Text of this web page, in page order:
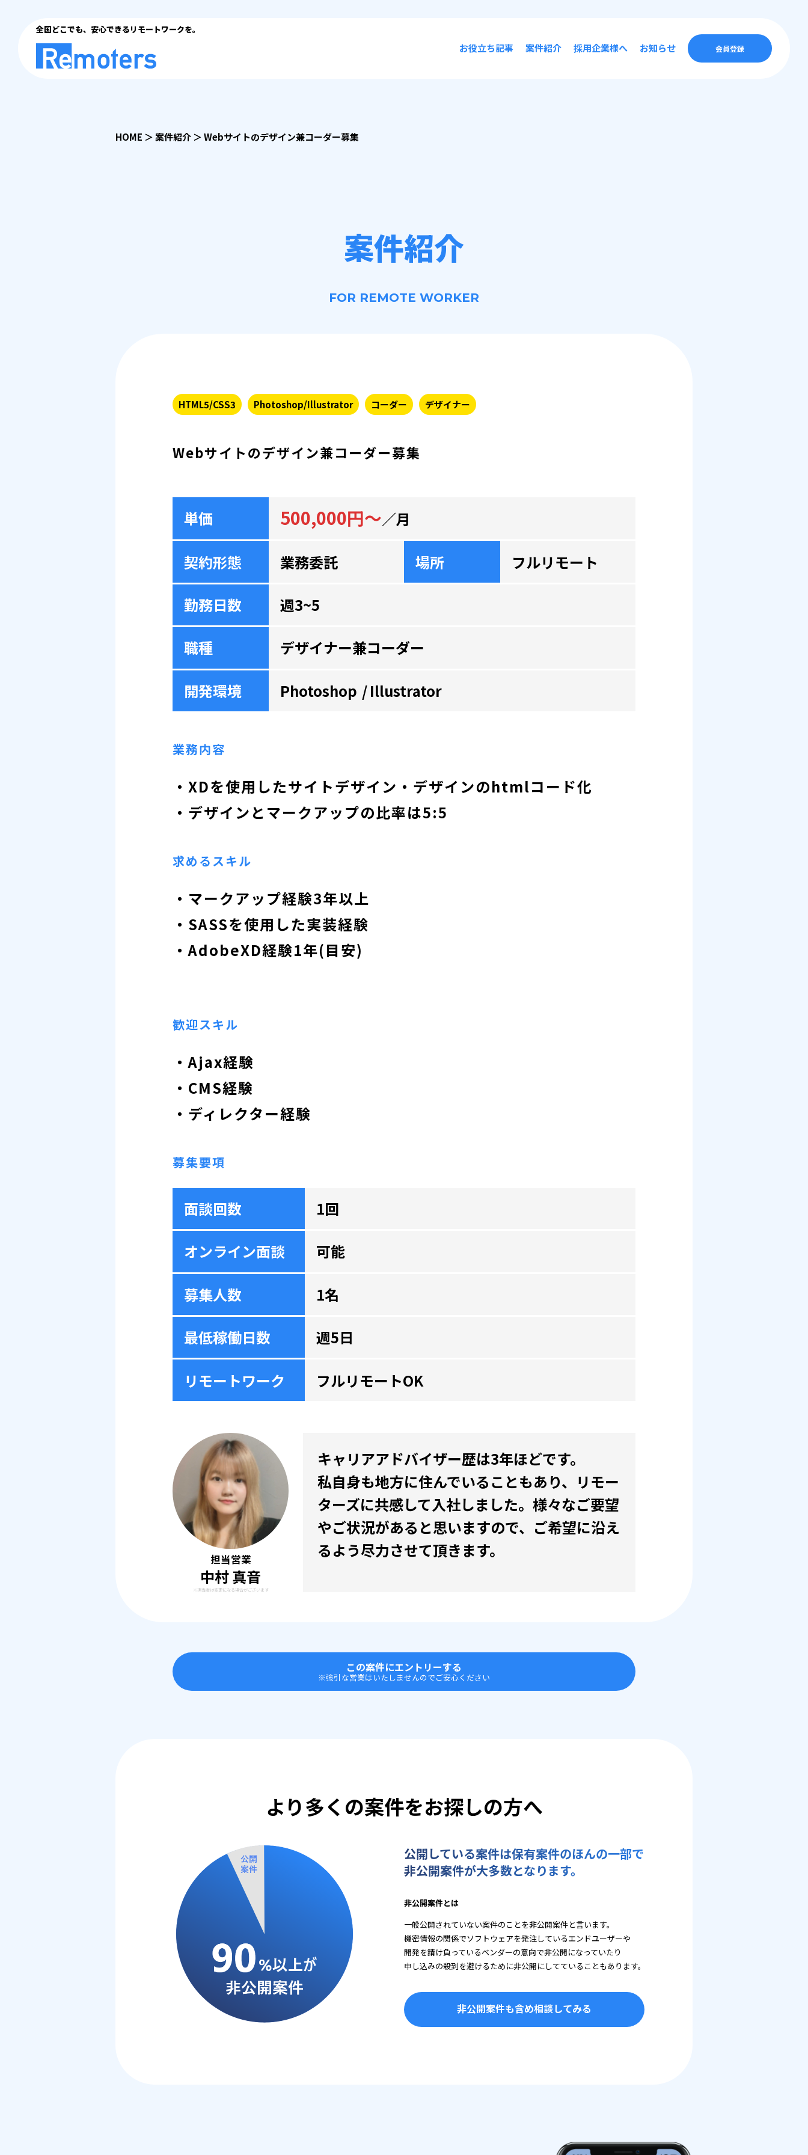
全国どこでも、安心できるリモートワークを。
お役立ち記事 案件紹介 採用企業様へ お知らせ 会員登録
HOME ＞案件紹介＞Webサイトのデザイン兼コーダー募集
案件紹介
FOR REMOTE WORKER
HTML5/CSS3 Photoshop/Illustrator コーダー デザイナー
Webサイトのデザイン兼コーダー募集
単価 500,000円～／月
契約形態 業務委託 場所 フルリモート
勤務日数 週3~5
職種 デザイナー兼コーダー
開発環境 Photoshop Illustrator
業務内容
・XDを使用したサイトデザイン・デザインのhtmlコード化
・デザインとマークアップの比率は5:5
求めるスキル
・マークアップ経験3年以上
・SASSを使用した実装経験
・AdobeXD経験1年(目安)
歓迎スキル
・Ajax経験
・CMS経験
・ディレクター経験
募集要項
面談回数 1回
オンライン面談 可能
募集人数 1名
最低稼働日数 週5日
リモートワーク フルリモートOK
担当営業
中村 真音
※担当者は変更になる場合がございます
キャリアアドバイザー歴は3年ほどです。
私自身も地方に住んでいることもあり、リモー
ターズに共感して入社しました。様々なご要望
やご状況があると思いますので、ご希望に沿え
るよう尽力させて頂きます。
この案件にエントリーする
※強引な営業はいたしませんのでご安心ください
より多くの案件をお探しの方へ
公開している案件は保有案件のほんの一部で
非公開案件が大多数となります。
非公開案件とは
一般公開されていない案件のことを非公開案件と言います。
機密情報の関係でソフトウェアを発注しているエンドユーザーや
開発を請け負っているベンダーの意向で非公開になっていたり
申し込みの殺到を避けるために非公開にしてていることもあります。
非公開案件も含め相談してみる